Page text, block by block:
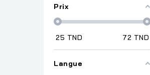
Prix
25 TND 72 TND
Langue